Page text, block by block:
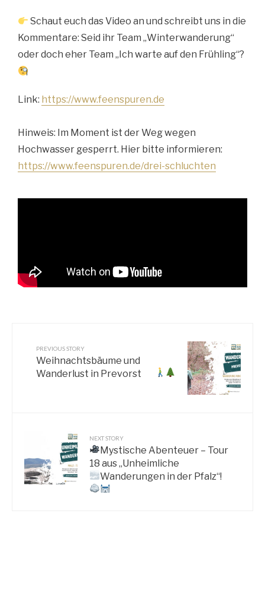
Schaut euch das Video an und schreibt uns in die
Kommentare: Seid ihr Team „Winterwanderung“
oder doch eher Team „Ich warte auf den Frühling“?
Link: https://www.feenspuren.de
Hinweis: Im Moment ist der Weg wegen
Hochwasser gesperrt. Hier bitte informieren:
https://www.feenspuren.de/drei-schluchten
PREVIOUS STORY
Weihnachtsbäume und
Wanderlust in Prevorst
NEXT STORY
Mystische Abenteuer – Tour
18 aus „Unheimliche
Wanderungen in der Pfalz“!